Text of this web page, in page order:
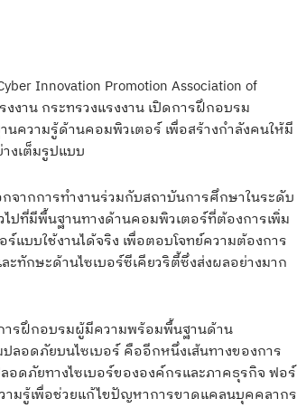
Innovation Promotion Association of
าน กระทรวงแรงงาน เปิดการฝึกอบรม
ความรู้ด้านคอมพิวเตอร์ เพื่อสร้างกำลังคนให้มี
งเต็มรูปแบบ
จากการทำงานร่วมกับสถาบันการศึกษาในระดับ
ที่มีพื้นฐานทางด้านคอมพิวเตอร์ที่ต้องการเพิ่ม
แบบใช้งานได้จริง เพื่อตอบโจทย์ความต้องการ
กษะด้านไซเบอร์ซีเคียวริตี้ซึ่งส่งผลอย่างมาก
รฝึกอบรมผู้มีความพร้อมพื้นฐานด้าน
ลอดภัยบนไซเบอร์ คืออีกหนึ่งเส้นทางของการ
อดภัยทางไซเบอร์ขององค์กรและภาคธุรกิจ ฟอร์
ามรู้เพื่อช่วยแก้ไขปัญหาการขาดแคลนบุคคลากร